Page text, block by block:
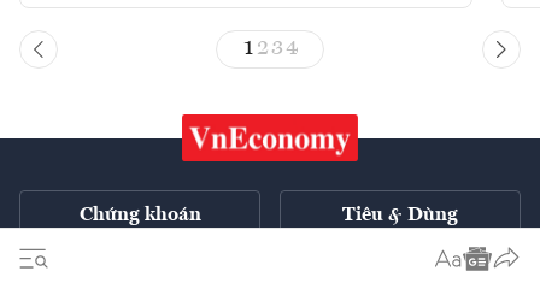
1 23 4
Chứng khoán Tiêu & Dùng